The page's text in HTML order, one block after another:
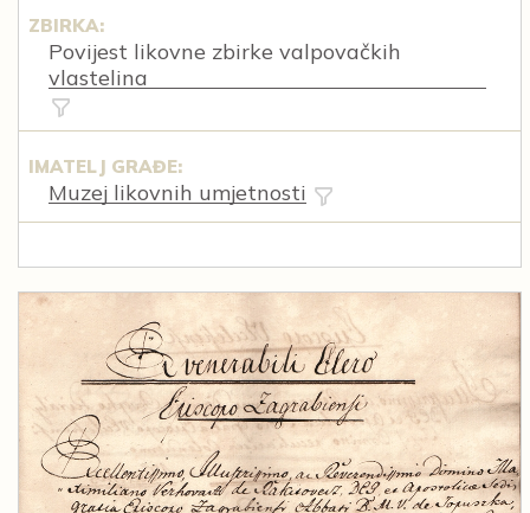
ZBIRKA:
Povijest likovne zbirke valpovačkih
vlastelina
IMATELJ GRAĐE:
Muzej likovnih umjetnosti